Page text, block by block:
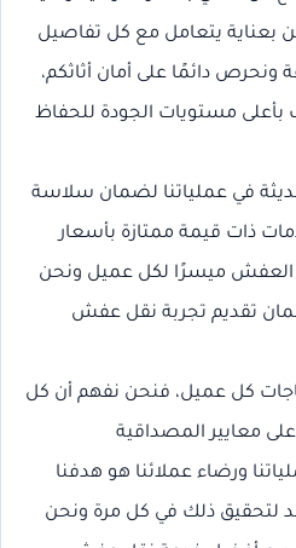
بعناية يتعامل مع كل تفاصيل
ونحرص دائمًا على أمان أثاثكم،
بأعلى مستويات الجودة للحفاظ
في عملياتنا لضمان سلاسة
ذات قيمة ممتازة بأسعار
ميسرًا لكل عميل ونحن
تقديم تجربة نقل عفش
كل عميل، فنحن نفهم أن كل
معايير المصداقية
ورضاء عملائنا هو هدفنا
لتحقيق ذلك في كل مرة ونحن